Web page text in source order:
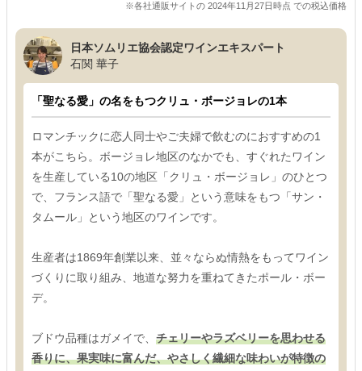
※各社通販サイトの 2024年11月27日時点 での税込価格
日本ソムリエ協会認定ワインエキスパート
石関 華子
「聖なる愛」の名をもつクリュ・ボージョレの1本
ロマンチックに恋人同士やご夫婦で飲むのにおすすめの1
本がこちら。ボージョレ地区のなかでも、すぐれたワイン
を生産している10の地区「クリュ・ボージョレ」のひとつ
で、フランス語で「聖なる愛」という意味をもつ「サン・
タムール」という地区のワインです。
生産者は1869年創業以来、並々ならぬ情熱をもってワイン
づくりに取り組み、地道な努力を重ねてきたポール・ボー
デ。
ブドウ品種はガメイで、 チェリーやラズベリーを思わせる
香りに、果実味に富んだ、やさしく繊細な味わいが特徴の